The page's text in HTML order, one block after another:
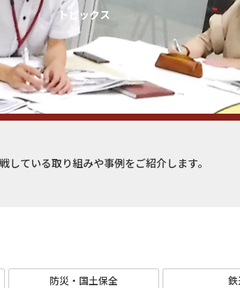
トピックス
している取り組みや事例をご紹介します。
防災・国土保全 鉄